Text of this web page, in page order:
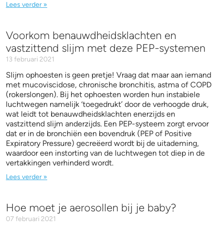
Lees verder »
Voorkom benauwdheidsklachten en
vastzittend slijm met deze PEP-systemen
13 februari 2021
Slijm ophoesten is geen pretje! Vraag dat maar aan iemand
met mucoviscidose, chronische bronchitis, astma of COPD
(rokerslongen). Bij het ophoesten worden hun instabiele
luchtwegen namelijk ‘toegedrukt’ door de verhoogde druk,
wat leidt tot benauwdheidsklachten enerzijds en
vastzittend slijm anderzijds. Een PEP-systeem zorgt ervoor
dat er in de bronchiën een bovendruk (PEP of Positive
Expiratory Pressure) gecreëerd wordt bij de uitademing,
waardoor een instorting van de luchtwegen tot diep in de
vertakkingen verhinderd wordt.
Lees verder »
Hoe moet je aerosollen bij je baby?
07 februari 2021